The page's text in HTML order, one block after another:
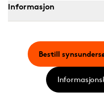
Informasjon
Bestill